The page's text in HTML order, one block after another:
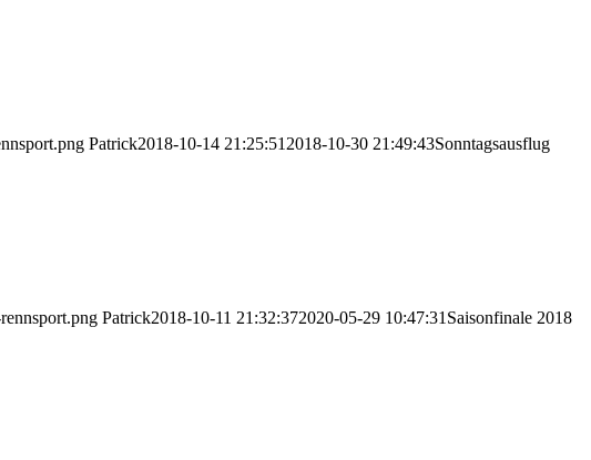
Patrick2018-10-14 21:25:51 2018-10-30 21:49:43Sonntagsausflug
Patrick2018-10-11 21:32:372020-05-29 10:47:31 Saisonfinale 2018